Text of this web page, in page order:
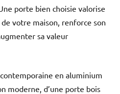
porte bien choisie valorise
votre maison, renforce son
sa valeur
contemporaine en aluminium
moderne, d’une porte bois